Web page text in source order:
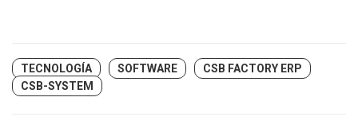
TECNOLOGÍA SOFTWARE
CSB FACTORY ERP
CSB-SYSTEM